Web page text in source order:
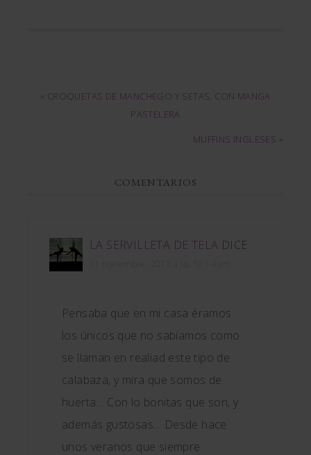
« CROQUETAS DE MANCHEGO Y SETAS, CON MANGA
PASTELERA
MUFFINS INGLESES »
COMENTARIOS
LA SERVILLETA DE TELA DICE
Pensaba que en mi casa éramos
los únicos que no sabíamos como
se llaman en realiad este tipo de
calabaza, y mira que somos de
huerta… Con lo bonitas que son, y
además gustosas… Desde hace
unos veranos que siempre